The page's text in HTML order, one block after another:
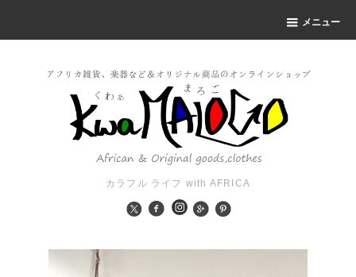
メニュー
カラフル ライフ with AFRICA